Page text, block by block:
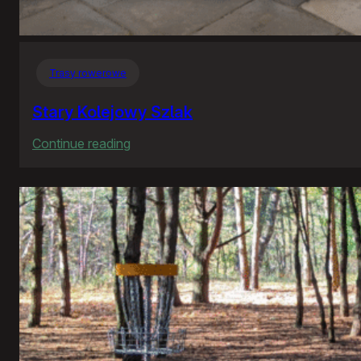
Trasy rowerowe
Stary Kolejowy Szlak
Continue reading
Kolejowy
Szlak